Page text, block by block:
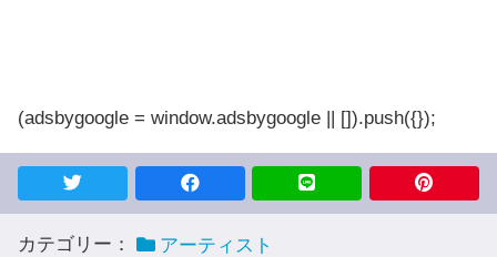
(adsbygoogle = window.adsbygoogle || []).push({});
カテゴリー： アーティスト